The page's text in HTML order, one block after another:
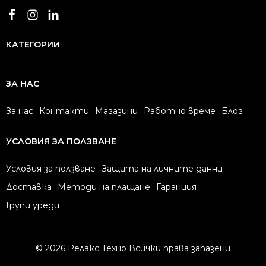
КАТЕГОРИИ
ЗА НАС
За нас Контакти Магазини Работно време Блог
УСЛОВИЯ ЗА ПОЛЗВАНЕ
Условия за ползване
Защита на личните данни
Доставка
Методи на плащане
Гаранция
Групи уреди
© 2026 Релакс Техно Всички права запазени